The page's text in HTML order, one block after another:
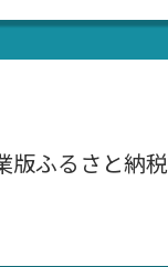
版ふるさと納税